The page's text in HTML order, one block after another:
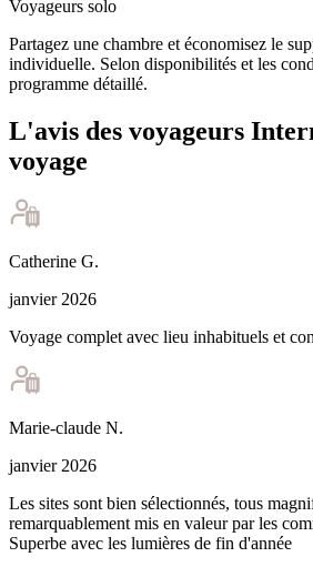
Voyageurs solo
Partagez une chambre et économisez le
individuelle. Selon disponibilités et les
programme détaillé.
L'avis des voyageurs
voyage
Catherine G.
janvier 2026
Voyage complet avec lieu inhabituels et
Marie-claude N.
janvier 2026
Les sites sont bien sélectionnés, tous
remarquablement mis en valeur par les
Superbe avec les lumières de fin d'année